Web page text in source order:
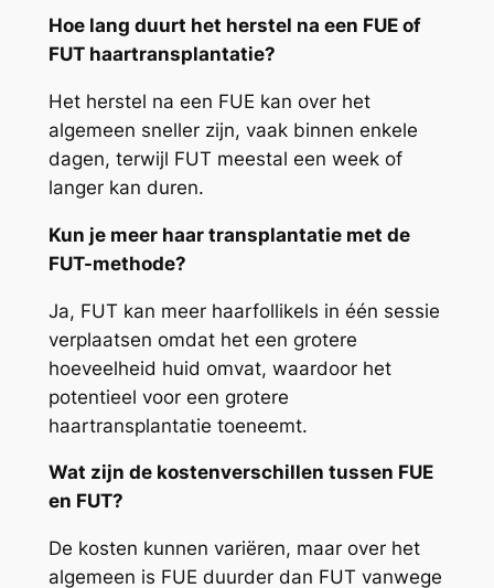
Hoe lang duurt het herstel na een FUE of
FUT haartransplantatie?
Het herstel na een FUE kan over het
algemeen sneller zijn, vaak binnen enkele
dagen, terwijl FUT meestal een week of
langer kan duren.
Kun je meer haar transplantatie met de
FUT-methode?
Ja, FUT kan meer haarfollikels in één sessie
verplaatsen omdat het een grotere
hoeveelheid huid omvat, waardoor het
potentieel voor een grotere
haartransplantatie toeneemt.
Wat zijn de kostenverschillen tussen FUE
en FUT?
De kosten kunnen variëren, maar over het
algemeen is FUE duurder dan FUT vanwege